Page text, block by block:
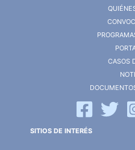
CASOS
SITIOS DE INTERÉS